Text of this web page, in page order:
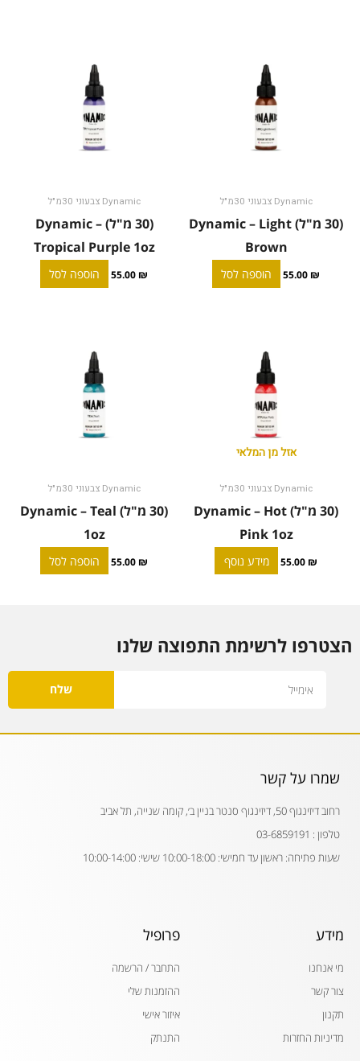
Dynamic צבעוני 30מ"ל
(30 מ"ל) Dynamic – Light
Brown
55.00 ₪ הוספה לסל
Dynamic צבעוני 30מ"ל
(30 מ"ל) Dynamic –
Tropical Purple 1oz
55.00 ₪ הוספה לסל
אזל מן המלאי
Dynamic צבעוני 30מ"ל
(30 מ"ל) Dynamic – Hot
Pink 1oz
55.00 ₪ מידע נוסף
Dynamic צבעוני 30מ"ל
(30 מ"ל) Dynamic – Teal
1oz
55.00 ₪ הוספה לסל
הצטרפו לרשימת התפוצה שלנו
שלח
שמרו על קשר
רחוב דיזינגוף 50, דיזינגוף סנטר בניין ב׳, קומה שנייה, תל אביב
טלפון : 03-6859191
שעות פתיחה: ראשון עד חמישי: 10:00-18:00 שישי: 10:00-14:00
מידע
מי אנחנו
צור קשר
תקנון
מדיניות החזרות
פרופיל
התחבר / הרשמה
ההזמנות שלי
איזור אישי
התנתק